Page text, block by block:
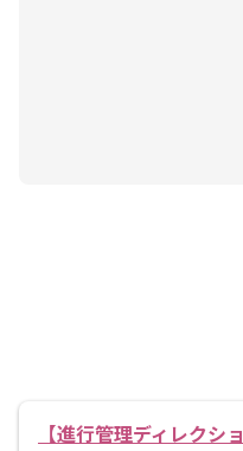
【進行管理ディレクショ